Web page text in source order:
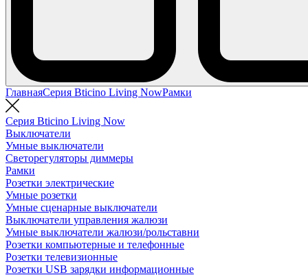
ГлавнаяСерия Bticino Living NowРамки
Серия Bticino Living Now
Выключатели
Умные выключатели
Светорегуляторы диммеры
Рамки
Розетки электрические
Умные розетки
Умные сценарные выключатели
Выключатели управления жалюзи
Умные выключатели жалюзи/рольставни
Розетки компьютерные и телефонные
Розетки телевизионные
Розетки USB зарядки информационные